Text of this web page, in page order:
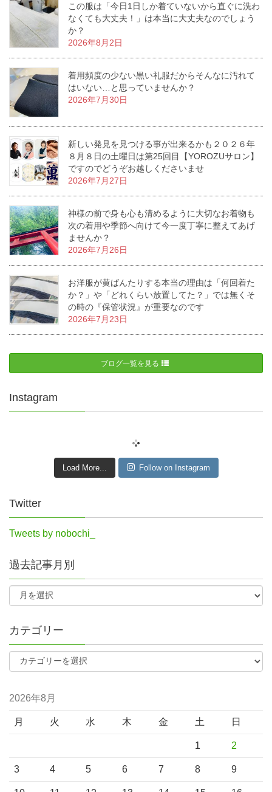
この服は「今日1日しか着ていないから直ぐに洗わ
なくても大丈夫！」は本当に大丈夫なのでしょう
か？
2026年8月2日
着用頻度の少ない黒い礼服だからそんなに汚れて
はいない…と思っていませんか？
2026年7月30日
新しい発見を見つける事が出来るかも２０２６年
８月８日の土曜日は第25回目【YOROZUサロン】
ですのでどうぞお越しくださいませ
2026年7月27日
神様の前で身も心も清めるように大切なお着物も
次の着用や季節へ向けて今一度丁寧に整えてあげ
ませんか？
2026年7月26日
お洋服が黄ばんたりする本当の理由は「何回着た
か？」や「どれくらい放置してた？」では無くそ
の時の『保管状況』が重要なのです
2026年7月23日
ブログ一覧を見る
Instagram
Load More... Follow on Instagram
Twitter
Tweets by nobochi_
過去記事月別
カテゴリー
2026年8月
月 火 水 木 金 土 日
1 2
3 4 5 6 7 8 9